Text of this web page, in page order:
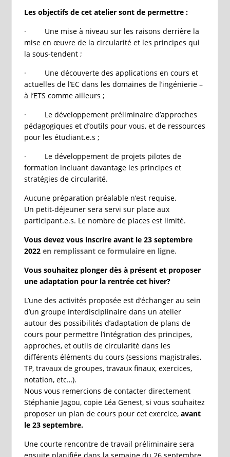
Les objectifs de cet atelier sont de permettre :
· Une mise à niveau sur les raisons derrière la
mise en œuvre de la circularité et les principes qui
la sous-tendent ;
· Une découverte des applications en cours et
actuelles de l’EC dans les domaines de l’ingénierie –
à l’ETS comme ailleurs ;
· Le développement préliminaire d’approches
pédagogiques et d’outils pour vous, et de ressources
pour les étudiant.e.s ;
· Le développement de projets pilotes de
formation incluant davantage les principes et
stratégies de circularité.
Aucune préparation préalable n’est requise.
Un petit-déjeuner sera servi sur place aux
participant.e.s. Le nombre de places est limité.
Vous devez vous inscrire avant le 23 septembre
2022 en remplissant ce formulaire en ligne.
Vous souhaitez plonger dès à présent et proposer
une adaptation pour la rentrée cet hiver?
L’une des activités proposée est d’échanger au sein
d’un groupe interdisciplinaire dans un atelier
autour des possibilités d’adaptation de plans de
cours pour permettre l’intégration des principes,
approches, et outils de circularité dans les
différents éléments du cours (sessions magistrales,
TP, travaux de groupes, travaux finaux, exercices,
notation, etc…).
Nous vous remercions de contacter directement
Stéphanie Jagou, copie Léa Genest, si vous souhaitez
proposer un plan de cours pour cet exercice, avant
le 23 septembre.
Une courte rencontre de travail préliminaire sera